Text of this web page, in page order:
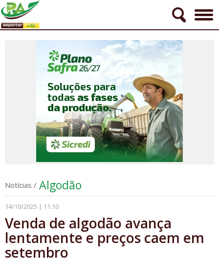
Notícias / Algodão
14/10/2025 | 11:10
Venda de algodão avança
lentamente e preços caem em
setembro